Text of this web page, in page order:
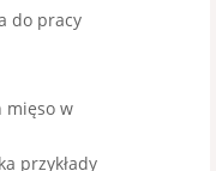
do pracy
mięso w
przykłady